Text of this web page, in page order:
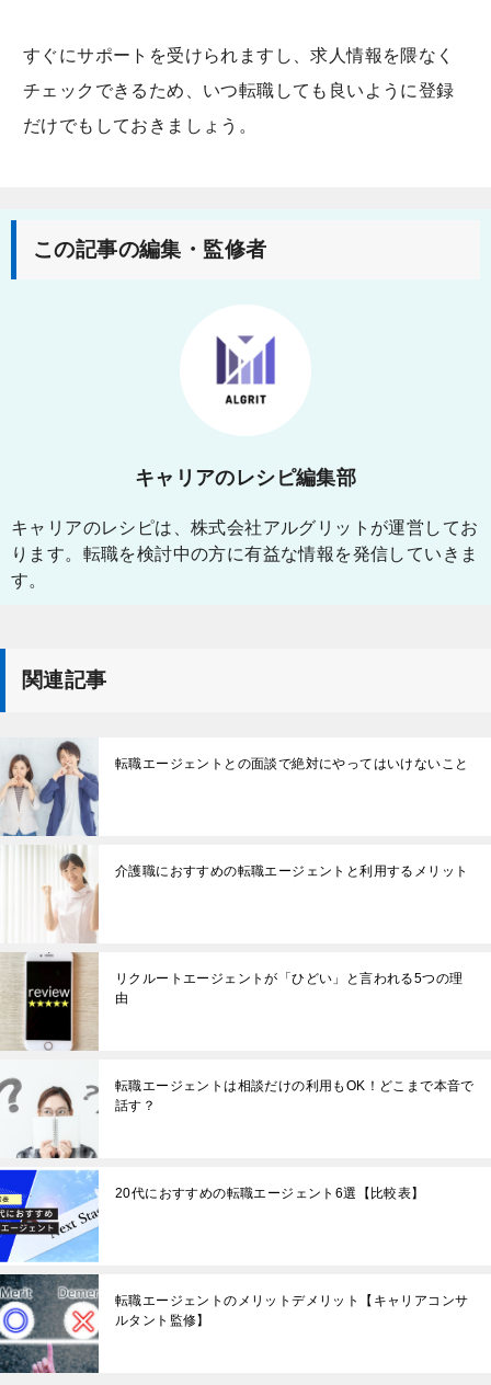
すぐにサポートを受けられますし、求人情報を隈なく
チェックできるため、いつ転職しても良いように登録
だけでもしておきましょう。
この記事の編集・監修者
キャリアのレシピ編集部
キャリアのレシピは、株式会社アルグリットが運営してお
ります。転職を検討中の方に有益な情報を発信していきま
す。
関連記事
転職エージェントとの面談で絶対にやってはいけないこと
介護職におすすめの転職エージェントと利用するメリット
リクルートエージェントが「ひどい」と言われる5つの理
由
転職エージェントは相談だけの利用もOK！どこまで本音で
話す？
20代におすすめの転職エージェント6選【比較表】
転職エージェントのメリットデメリット【キャリアコンサ
ルタント監修】